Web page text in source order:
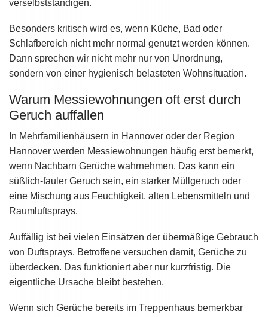
verselbstständigen.
Besonders kritisch wird es, wenn Küche, Bad oder
Schlafbereich nicht mehr normal genutzt werden können.
Dann sprechen wir nicht mehr nur von Unordnung,
sondern von einer hygienisch belasteten Wohnsituation.
Warum Messiewohnungen oft erst durch
Geruch auffallen
In Mehrfamilienhäusern in Hannover oder der Region
Hannover werden Messiewohnungen häufig erst bemerkt,
wenn Nachbarn Gerüche wahrnehmen. Das kann ein
süßlich-fauler Geruch sein, ein starker Müllgeruch oder
eine Mischung aus Feuchtigkeit, alten Lebensmitteln und
Raumluftsprays.
Auffällig ist bei vielen Einsätzen der übermäßige Gebrauch
von Duftsprays. Betroffene versuchen damit, Gerüche zu
überdecken. Das funktioniert aber nur kurzfristig. Die
eigentliche Ursache bleibt bestehen.
Wenn sich Gerüche bereits im Treppenhaus bemerkbar